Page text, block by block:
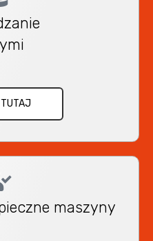
TUTAJ
maszyny